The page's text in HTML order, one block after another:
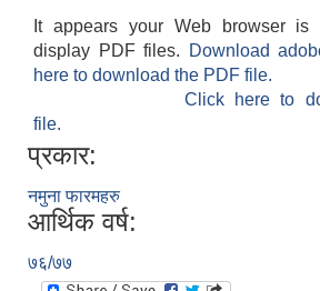
It appears your Web browser is
display PDF files.
Download
here to download the PDF file.
Click here to
file.
प्रकार:
नमुना फारमहरु
आर्थिक वर्ष:
७६/७७